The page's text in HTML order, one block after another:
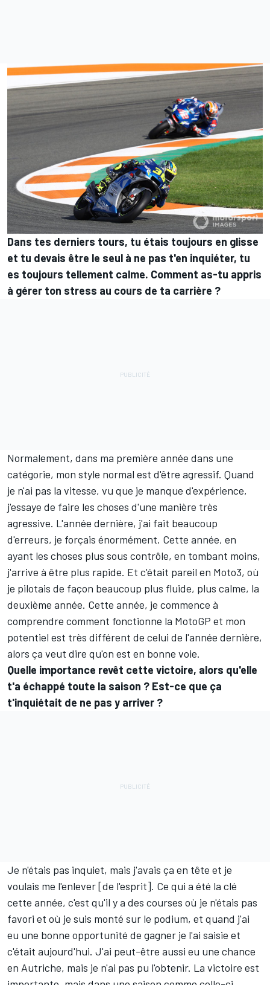
Dans tes derniers tours, tu étais toujours en glisse
et tu devais être le seul à ne pas t'en inquiéter, tu
es toujours tellement calme. Comment as-tu appris
à gérer ton stress au cours de ta carrière ?
Normalement, dans ma première année dans une
catégorie, mon style normal est d'être agressif. Quand
je n'ai pas la vitesse, vu que je manque d'expérience,
j'essaye de faire les choses d'une manière très
agressive. L'année dernière, j'ai fait beaucoup
d'erreurs, je forçais énormément. Cette année, en
ayant les choses plus sous contrôle, en tombant moins,
j'arrive à être plus rapide. Et c'était pareil en Moto3, où
je pilotais de façon beaucoup plus fluide, plus calme, la
deuxième année. Cette année, je commence à
comprendre comment fonctionne la MotoGP et mon
potentiel est très différent de celui de l'année dernière,
alors ça veut dire qu'on est en bonne voie.
Quelle importance revêt cette victoire, alors qu'elle
t'a échappé toute la saison ? Est-ce que ça
t'inquiétait de ne pas y arriver ?
Je n'étais pas inquiet, mais j'avais ça en tête et je
voulais me l'enlever [de l'esprit]. Ce qui a été la clé
cette année, c'est qu'il y a des courses où je n'étais pas
favori et où je suis monté sur le podium, et quand j'ai
eu une bonne opportunité de gagner je l'ai saisie et
c'était aujourd'hui. J'ai peut-être aussi eu une chance
en Autriche, mais je n'ai pas pu l'obtenir. La victoire est